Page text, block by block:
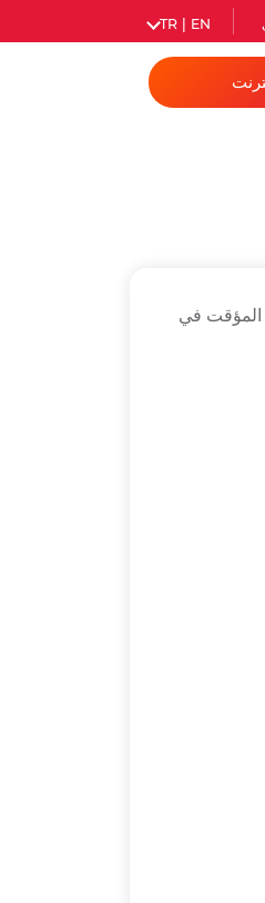
TR | EN
، يتم نشر تقرير النشاط المؤقت في